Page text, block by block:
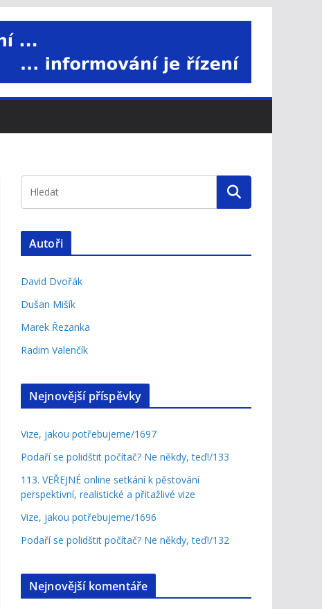
Autoři
David Dvořák
Dušan Mišík
Marek Řezanka
Radim Valenčík
Nejnovější příspěvky
Vize, jakou potřebujeme/1697
Podaří se polidštit počítač? Ne někdy, teď!/133
113. VEŘEJNÉ online setkání k pěstování
perspektivní, realistické a přitažlivé vize
Vize, jakou potřebujeme/1696
Podaří se polidštit počítač? Ne někdy, teď!/132
Nejnovější komentáře